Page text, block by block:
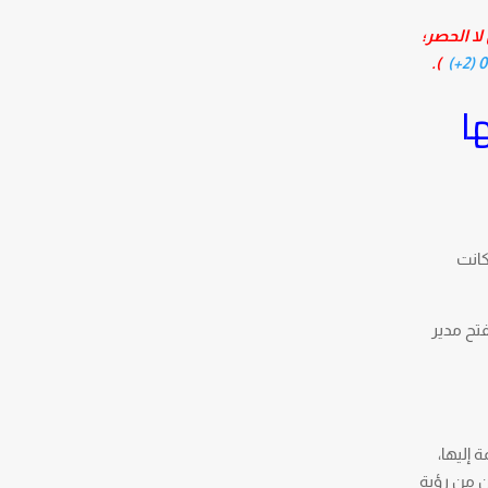
الحصر؛
).
مدير
إليها،
من رؤية